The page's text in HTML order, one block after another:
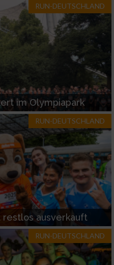
RUN-DEUTSCHLAND
im Olympiapark
RUN-DEUTSCHLAND
restlos ausverkauft
RUN-DEUTSCHLAND